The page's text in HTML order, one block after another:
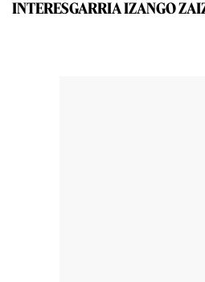
INTERESGARRIA IZANGO